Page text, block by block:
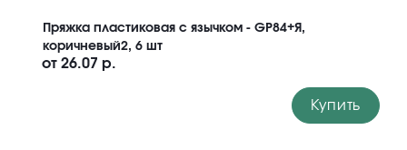
Пряжка пластиковая с язычком - GP84+Я,
коричневый2, 6 шт
от 26.07 р.
Купить